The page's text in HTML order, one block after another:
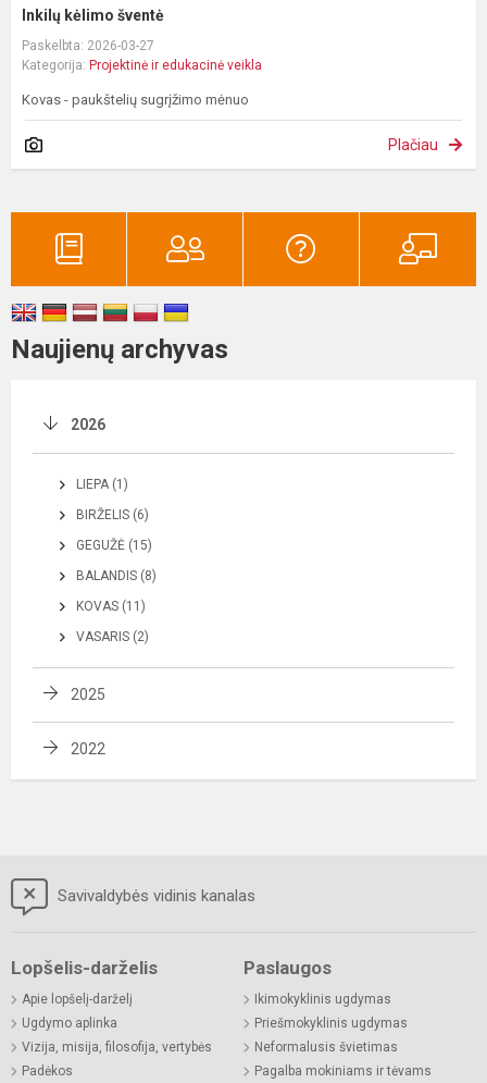
Inkilų kėlimo šventė
Paskelbta: 2026-03-27
Kategorija: Projektinė ir edukacinė veikla
Kovas - paukštelių sugrįžimo mėnuo
Plačiau
Naujienų archyvas
2026
LIEPA (1)
BIRŽELIS (6)
GEGUŽĖ (15)
BALANDIS (8)
KOVAS (11)
VASARIS (2)
2025
2022
Savivaldybės vidinis kanalas
Lopšelis-darželis
Apie lopšelį-darželį
Ugdymo aplinka
Vizija, misija, filosofija, vertybės
Padėkos
Paslaugos
Ikimokyklinis ugdymas
Priešmokyklinis ugdymas
Neformalusis švietimas
Pagalba mokiniams ir tėvams